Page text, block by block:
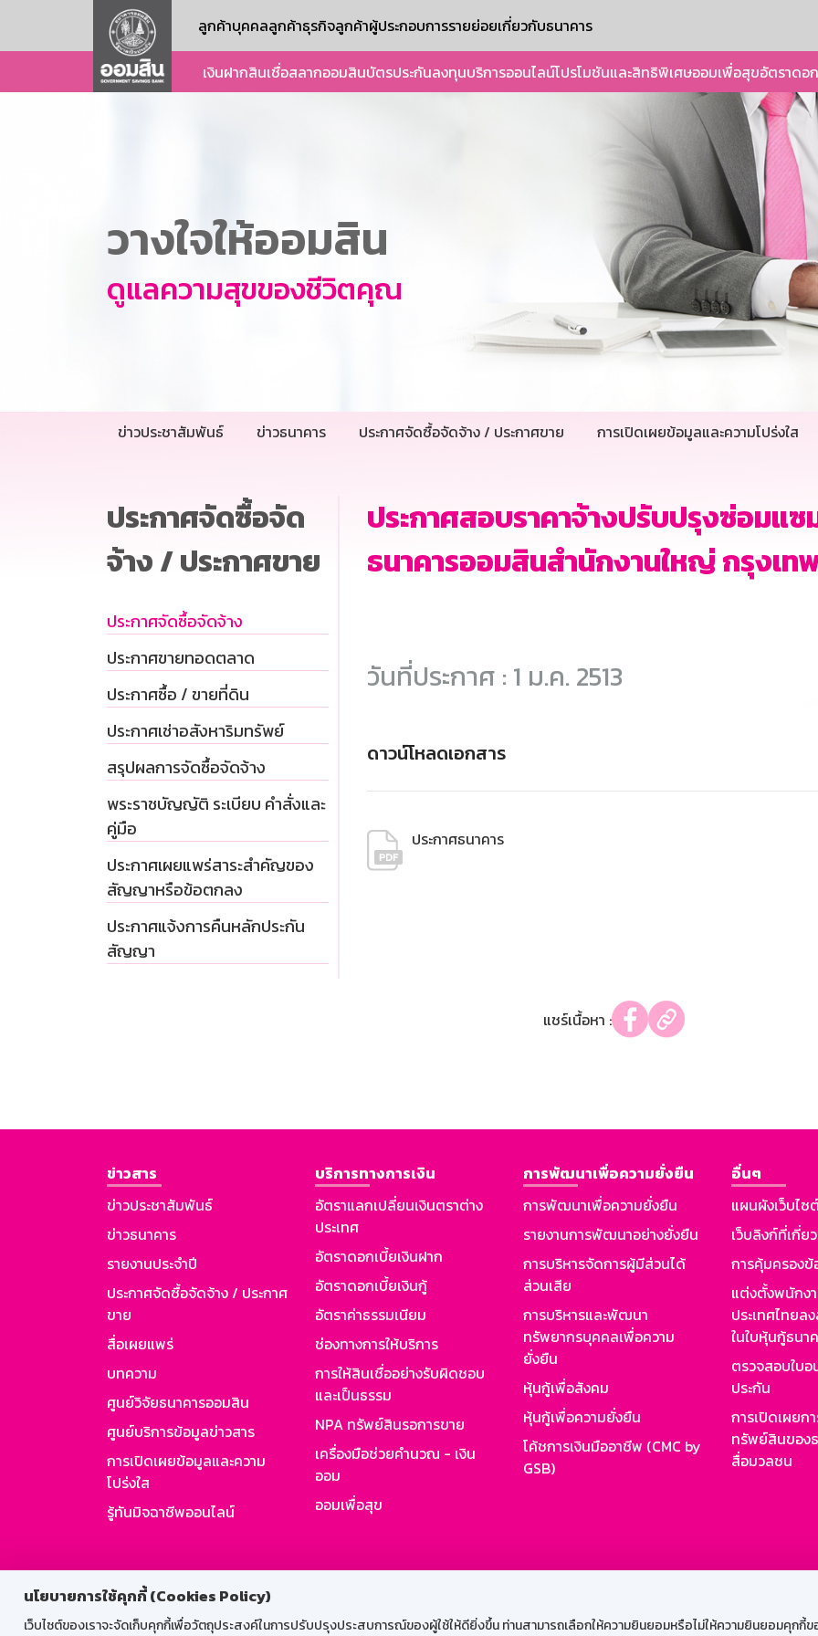
นโยบายการใช้คุกกี้ (Cookies Policy)
เว็บไซต์ของเราจะจัดเก็บคุกกี้เพื่อวัตถุประสงค์ในการปรับปรุงประสบการณ์ของผู้ใช้ให้ดียิ่งขึ้น ท่านสามารถเลือกให้ความยินยอมหรือไม่ให้ความยินยอมคุกกี้ข
ลูกค้าบุคคลลูกค้าธุรกิจลูกค้าผู้ประกอบการรายย่อยเกี่ยวกับธนาคาร
เงินฝากสินเชื่อสลากออมสินบัตรประกันลงทุนบริการออนไลน์โปรโมชันและสิทธิพิเศษออมเพื่อสุขอัตราดอ
วางใจให้ออมสิน
ดูแลความสุขของชีวิตคุณ
ข่าวประชาสัมพันธ์ ข่าวธนาคาร ประกาศจัดซื้อจัดจ้าง / ประกาศขาย การเปิดเผยข้อมูลและความโปร่งใส
ประกาศจัดซื้อจัด
จ้าง / ประกาศขาย
ประกาศจัดซื้อจัดจ้าง
ประกาศขายทอดตลาด
ประกาศซื้อ / ขายที่ดิน
ประกาศเช่าอสังหาริมทรัพย์
สรุปผลการจัดซื้อจัดจ้าง
พระราชบัญญัติ ระเบียบ คำสั่งและ
คู่มือ
ประกาศเผยแพร่สาระสำคัญของ
สัญญาหรือข้อตกลง
ประกาศแจ้งการคืนหลักประกัน
สัญญา
ประกาศสอบราคาจ้างปรับปรุงซ่อมแ
ธนาคารออมสินสำนักงานใหญ่ กรุงเท
วันที่ประกาศ : 1 ม.ค. 2513
ดาวน์โหลดเอกสาร
ประกาศธนาคาร
แชร์เนื้อหา :
ข่าวสาร
ข่าวประชาสัมพันธ์
ข่าวธนาคาร
รายงานประจำปี
ประกาศจัดซื้อจัดจ้าง / ประกาศ
ขาย
สื่อเผยแพร่
บทความ
ศูนย์วิจัยธนาคารออมสิน
ศูนย์บริการข้อมูลข่าวสาร
การเปิดเผยข้อมูลและความ
โปร่งใส
รู้ทันมิจฉาชีพออนไลน์
บริการทางการเงิน
อัตราแลกเปลี่ยนเงินตราต่าง
ประเทศ
อัตราดอกเบี้ยเงินฝาก
อัตราดอกเบี้ยเงินกู้
อัตราค่าธรรมเนียม
ช่องทางการให้บริการ
การให้สินเชื่ออย่างรับผิดชอบ
และเป็นธรรม
NPA ทรัพย์สินรอการขาย
เครื่องมือช่วยคำนวณ - เงิน
ออม
ออมเพื่อสุข
การพัฒนาเพื่อความยั่งยืน
การพัฒนาเพื่อความยั่งยืน
รายงานการพัฒนาอย่างยั่งยืน
การบริหารจัดการผู้มีส่วนได้
ส่วนเสีย
การบริหารและพัฒนา
ทรัพยากรบุคคลเพื่อความ
ยั่งยืน
หุ้นกู้เพื่อสังคม
หุ้นกู้เพื่อความยั่งยืน
โค้ชการเงินมืออาชีพ (CMC by
GSB)
อื่นๆ
แผนผังเว็บไซ
เว็บลิงก์ที่เกี่ย
การคุ้มครอง
แต่งตั้งพนักง
ประเทศไทยล
ในใบหุ้นกู้ธนา
ตรวจสอบใบ
ประกัน
การเปิดเผยก
ทรัพย์สินของ
สื่อมวลชน